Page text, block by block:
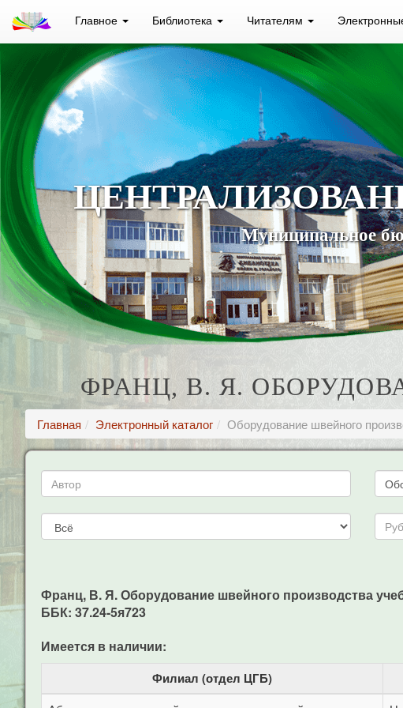
Главное Библиотека Читателям
Муниципальное
ФРАНЦ, В. Я.
Главная Электронный каталог Оборудование швейного
Франц, В. Я. Оборудование швейного производства
ББК: 37.24-5я723
Имеется в наличии:
Филиал (отдел ЦГБ)